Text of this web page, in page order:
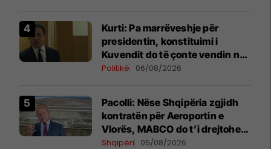
Kurti: Pa marrëveshje për
presidentin, konstituimi i
Kuvendit do të çonte vendin në
zgjedhje të reja
Politikë 06/08/2026
Pacolli: Nëse Shqipëria zgjidh
kontratën për Aeroportin e
Vlorës, MABCO do t’i drejtohet
arbitrazhit ndërkombëtar
Shqipëri 05/08/2026